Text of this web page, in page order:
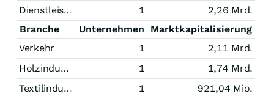
Dienstleistungen
1
2,26 Mrd.
Branche
Unternehmen
Marktkapitalisierung
Verkehr
1
2,11 Mrd.
Holzindustrie
1
1,74 Mrd.
Textilindustrie
1 921,04 Mio.